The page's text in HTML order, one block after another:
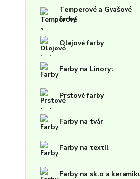
Temperové a Gvašové
farby
Olejové farby
Farby na Linoryt
Prstové farby
Farby na tvár
Farby na textil
Farby na sklo a